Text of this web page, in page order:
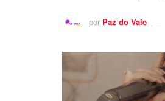
por Paz do Vale